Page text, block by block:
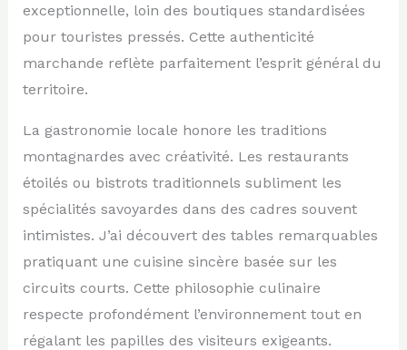
exceptionnelle, loin des boutiques standardisées
pour touristes pressés. Cette authenticité
marchande reflète parfaitement l’esprit général du
territoire.
La gastronomie locale honore les traditions
montagnardes avec créativité. Les restaurants
étoilés ou bistrots traditionnels subliment les
spécialités savoyardes dans des cadres souvent
intimistes. J’ai découvert des tables remarquables
pratiquant une cuisine sincère basée sur les
circuits courts. Cette philosophie culinaire
respecte profondément l’environnement tout en
régalant les papilles des visiteurs exigeants.